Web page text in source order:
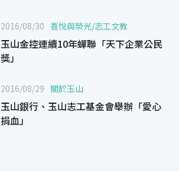
2016/08/30 喜悅與榮光/志工文教
玉山金控連續10年蟬聯「天下企業公民
獎」
2016/08/29 關於玉山
玉山銀行、玉山志工基金會舉辦「愛心
捐血」